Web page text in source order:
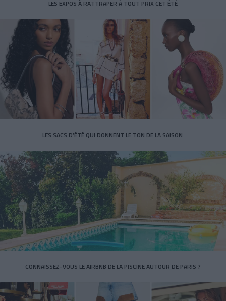
LES EXPOS À RATTRAPER À TOUT PRIX CET ÉTÉ
LES SACS D’ÉTÉ QUI DONNENT LE TON DE LA SAISON
CONNAISSEZ-VOUS LE AIRBNB DE LA PISCINE AUTOUR DE PARIS ?